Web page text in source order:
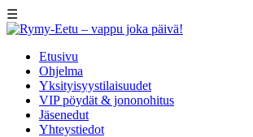
☰
Etusivu
Ohjelma
Yksityisyystilaisuudet
VIP pöydät & jononohitus
Jäsenedut
Yhteystiedot